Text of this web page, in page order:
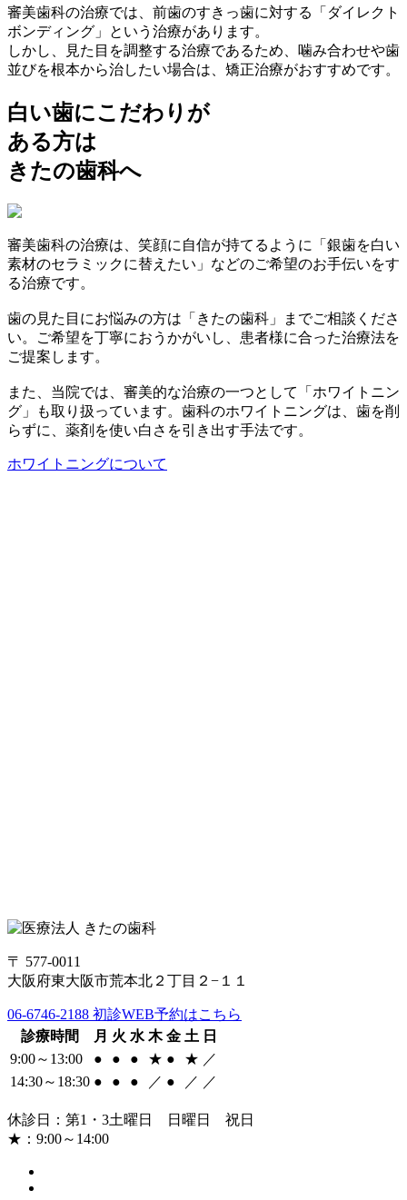
審美歯科の治療では、前歯のすきっ歯に対する「ダイレクト
ボンディング」という治療があります。
しかし、見た目を調整する治療であるため、噛み合わせや歯
並びを根本から治したい場合は、矯正治療がおすすめです。
白い歯にこだわりが
ある方は
きたの歯科へ
審美歯科の治療は、笑顔に自信が持てるように「銀歯を白い
素材のセラミックに替えたい」などのご希望のお手伝いをす
る治療です。
歯の見た目にお悩みの方は「きたの歯科」までご相談くださ
い。ご希望を丁寧におうかがいし、患者様に合った治療法を
ご提案します。
また、当院では、審美的な治療の一つとして「ホワイトニン
グ」も取り扱っています。歯科のホワイトニングは、歯を削
らずに、薬剤を使い白さを引き出す手法です。
ホワイトニングについて
〒 577-0011
大阪府東大阪市荒本北２丁目２−１１
06-6746-2188 初診WEB予約はこちら
診療時間
月 火 水 木 金 土 日
9:00～13:00
● ● ● ★ ● ★ ／
14:30～18:30 ● ● ● ／ ● ／ ／
休診日：第1・3土曜日 日曜日 祝日
★：9:00～14:00